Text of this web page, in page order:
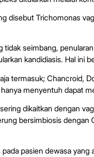
disebut Trichomonas
seimbang,
kandidiasis. Hal ini
termasuk; Chancroid,
menyentuh dapat
dikaitkan dengan
bersimbiosis
pasien dewasa